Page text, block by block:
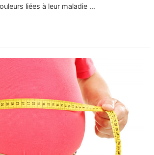
liées à leur maladie …